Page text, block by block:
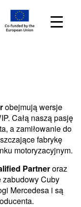
obejmują wersje
Całą naszą pasję
a zamiłowanie do
fabrykę
motoryzacyjnym.
Partneroraz
zabudowy Cuby
Mercedesa i są